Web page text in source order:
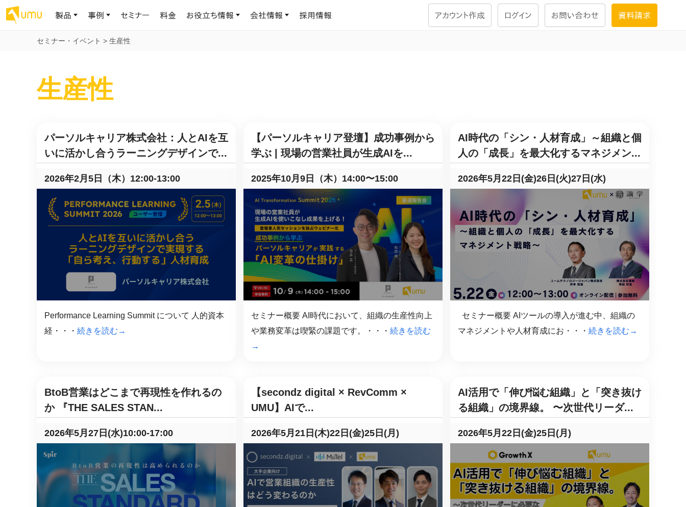
製品
AIリテラシーコース
大規模言語モデル時代のAIリテラ
わずか1時間で、初学者から専門家
まで。AIを使いこなすプロンプトリテ
ラシーの習得
AIリテラシー アセスメント
企業のAIリテラシーを可視化し、組
織変革を推進する人材の発掘・育
AI人材育成：次世代トップセー
営業担当者のAI活用力を高め、成
AI人材育成：タイムマネジメント
AIでタスクの優先順位を瞬時に判
断。 時間の管理からエネルギーの
AI人材育成：プロジェクトマネ
AIでステークホルダー分析を行い、
戦略を立案。組織を巻き込み、成果
を出す推進力を養う
Chatbot
AIとの対話トレーニングによる、効
果的な会話パターンの習得。マネー
ジャーの指導力から、営業担当者
AI マネジメント Dojo
AI部下との対話シミュレーションで
マネジメント課題を特定。個別フィ
ードバックでスキルを定着
製品紹介や営業トレーニングといっ
た、重要なビジネスプレゼンに最適
AIによる個別フィードバックで練習
UMU AIビデオ
AIバーチャル講師の動画をワンクリ
社内の情報資産を活用し、社員か
らの質問に回答する専属のAIアシ
OJTの教育と学習
アセスメント
ラーニングサークル
セキュリティー
大画面インタラクション
学習プログラム
事例
お客様の課題解決のプロセスと成果を、インタビュー記事でご紹介し
UMUをご利用中のお客様から寄せられた、リアルなご感想や喜びの
2.8万社以上が導入した信頼と実績の一覧を、こちらでご覧いただけ
セミナー 料金 お役立ち情報
AI活用や人材育成に役立つ、課題解決のための資料を無料でご提
供します
イベントやプレスリリースなど、UMUに関する最新の公式情報をお届
けします
プロが作成した質の高い研修コースを購入し、即座に自社で導入で
きます
サービスのご利用方法や料金など、多く寄せられるご質問にお答えし
ます
会社情報
世界203カ国・国内28,000社以上の導入実績と基本情報
代表メッセージ
AI時代に、人間の可能性を拡張する。学びと人的資本の未来
代表・顧問
代表と各分野の顧問・アドバイザーをご紹介
セキュリティ
ISO認証取得済み。最高水準のセキュリティ体制
採用情報 アカウント作成 ログイン お問い合わせ 資料請求
セミナー・イベント > 生産性
生産性
パーソルキャリア株式会社：人とAIを互
いに活かし合うラーニングデザインで...
2026年2月5日（木）12:00-13:00
Performance Learning Summit について 人的資本
経・・・ 続きを読む→
【パーソルキャリア登壇】成功事例から
学ぶ | 現場の営業社員が生成AIを...
2025年10月9日（木）14:00〜15:00
セミナー概要 AI時代において、組織の生産性向上
や業務変革は喫緊の課題です。・・・ 続きを読む
→
AI時代の「シン・人材育成」～組織と個
人の「成長」を最大化するマネジメン...
2026年5月22日(金)26日(火)27日(水)
セミナー概要 AIツールの導入が進む中、組織の
マネジメントや人材育成にお・・・ 続きを読む→
BtoB営業はどこまで再現性を作れるの
か 『THE SALES STAN...
2026年5月27日(水)10:00-17:00
【secondz digital × RevComm ×
UMU】AIで...
2026年5月21日(木)22日(金)25日(月)
AI活用で「伸び悩む組織」と「突き抜け
る組織」の境界線。 〜次世代リーダ...
2026年5月22日(金)25日(月)